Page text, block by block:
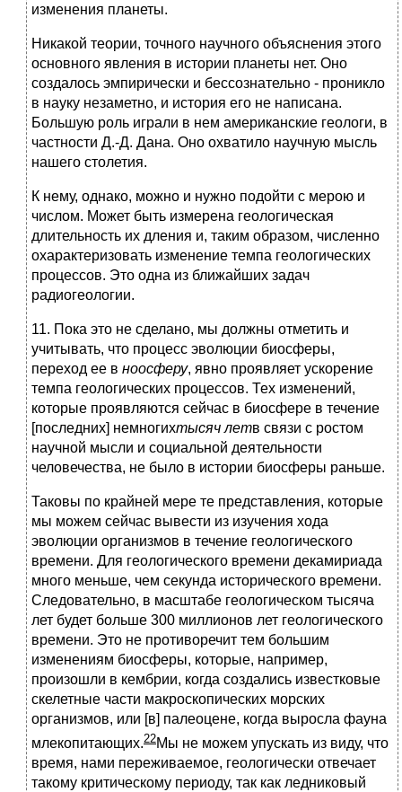
изменения планеты.
Никакой теории, точного научного объяснения этого
основного явления в истории планеты нет. Оно
создалось эмпирически и бессознательно - проникло
в науку незаметно, и история его не написана.
Большую роль играли в нем американские геологи, в
частности Д.-Д. Дана. Оно охватило научную мысль
нашего столетия.
К нему, однако, можно и нужно подойти с мерою и
числом. Может быть измерена геологическая
длительность их дления и, таким образом, численно
охарактеризовать изменение темпа геологических
процессов. Это одна из ближайших задач
радиогеологии.
11. Пока это не сделано, мы должны отметить и
учитывать, что процесс эволюции биосферы,
переход ее в ноосферу, явно проявляет ускорение
темпа геологических процессов. Тех изменений,
которые проявляются сейчас в биосфере в течение
[последних] немногихтысяч летв связи с ростом
научной мысли и социальной деятельности
человечества, не было в истории биосферы раньше.
Таковы по крайней мере те представления, которые
мы можем сейчас вывести из изучения хода
эволюции организмов в течение геологического
времени. Для геологического времени декамириада
много меньше, чем секунда исторического времени.
Следовательно, в масштабе геологическом тысяча
лет будет больше 300 миллионов лет геологического
времени. Это не противоречит тем большим
изменениям биосферы, которые, например,
произошли в кембрии, когда создались известковые
скелетные части макроскопических морских
организмов, или [в] палеоцене, когда выросла фауна
млекопитающих.22Мы не можем упускать из виду, что
время, нами переживаемое, геологически отвечает
такому критическому периоду, так как ледниковый